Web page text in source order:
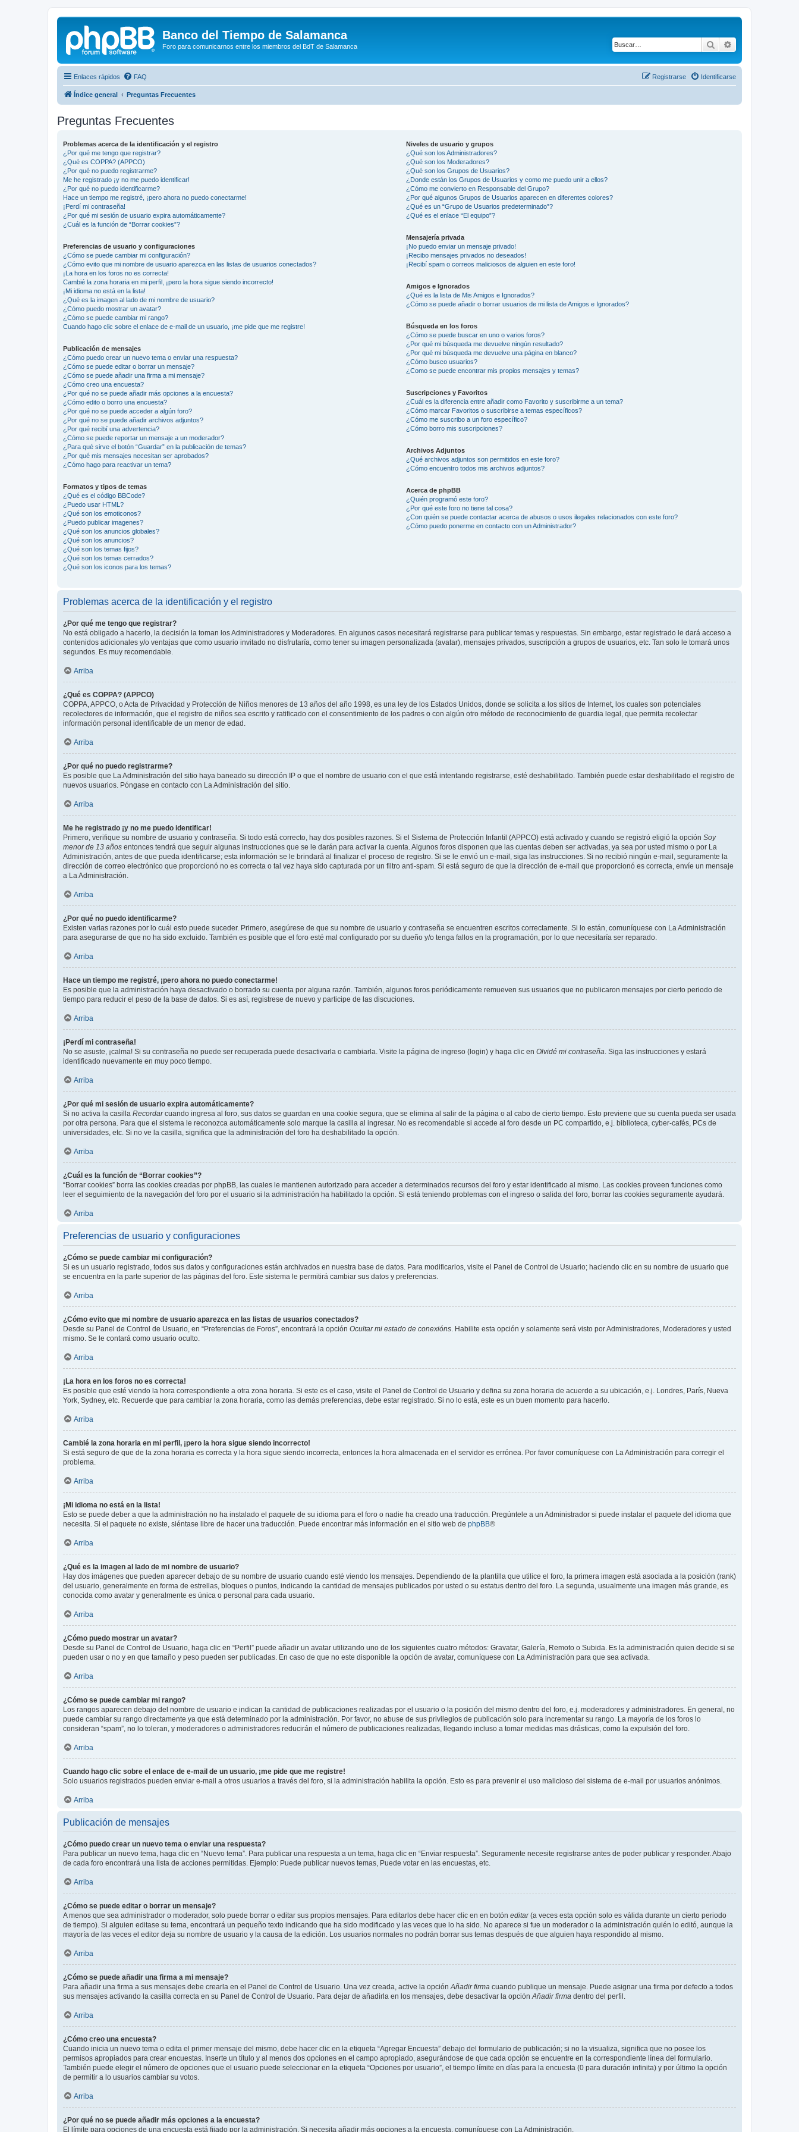
Banco del Tiempo de Salamanca
Foro para comunicarnos entre los miembros del BdT de Salamanca Buscar
Enlaces rápidos FAQ Identificarse
Registrarse
Índice general Preguntas Frecuentes
Preguntas Frecuentes
Problemas acerca de la identificación y el registro
¿Por qué me tengo que registrar?
¿Qué es COPPA? (APPCO)
¿Por qué no puedo registrarme?
Me he registrado ¡y no me puedo identificar!
¿Por qué no puedo identificarme?
Hace un tiempo me registré, ¡pero ahora no puedo conectarme!
¡Perdí mi contraseña!
¿Por qué mi sesión de usuario expira automáticamente?
¿Cuál es la función de “Borrar cookies”?
Preferencias de usuario y configuraciones
¿Cómo se puede cambiar mi configuración?
¿Cómo evito que mi nombre de usuario aparezca en las listas de usuarios conectados?
¡La hora en los foros no es correcta!
Cambié la zona horaria en mi perfil, ¡pero la hora sigue siendo incorrecto!
¡Mi idioma no está en la lista!
¿Qué es la imagen al lado de mi nombre de usuario?
¿Cómo puedo mostrar un avatar?
¿Cómo se puede cambiar mi rango?
Cuando hago clic sobre el enlace de e-mail de un usuario, ¡me pide que me registre!
Publicación de mensajes
¿Cómo puedo crear un nuevo tema o enviar una respuesta?
¿Cómo se puede editar o borrar un mensaje?
¿Cómo se puede añadir una firma a mi mensaje?
¿Cómo creo una encuesta?
¿Por qué no se puede añadir más opciones a la encuesta?
¿Cómo edito o borro una encuesta?
¿Por qué no se puede acceder a algún foro?
¿Por qué no se puede añadir archivos adjuntos?
¿Por qué recibí una advertencia?
¿Cómo se puede reportar un mensaje a un moderador?
¿Para qué sirve el botón “Guardar” en la publicación de temas?
¿Por qué mis mensajes necesitan ser aprobados?
¿Cómo hago para reactivar un tema?
Formatos y tipos de temas
¿Qué es el código BBCode?
¿Puedo usar HTML?
¿Qué son los emoticonos?
¿Puedo publicar imagenes?
¿Qué son los anuncios globales?
¿Qué son los anuncios?
¿Qué son los temas fijos?
¿Qué son los temas cerrados?
¿Qué son los iconos para los temas?
Niveles de usuario y grupos
¿Qué son los Administradores?
¿Qué son los Moderadores?
¿Qué son los Grupos de Usuarios?
¿Donde están los Grupos de Usuarios y como me puedo unir a ellos?
¿Cómo me convierto en Responsable del Grupo?
¿Por qué algunos Grupos de Usuarios aparecen en diferentes colores?
¿Qué es un “Grupo de Usuarios predeterminado”?
¿Qué es el enlace “El equipo”?
Mensajería privada
¡No puedo enviar un mensaje privado!
¡Recibo mensajes privados no deseados!
¡Recibí spam o correos maliciosos de alguien en este foro!
Amigos e Ignorados
¿Qué es la lista de Mis Amigos e Ignorados?
¿Cómo se puede añadir o borrar usuarios de mi lista de Amigos e Ignorados?
Búsqueda en los foros
¿Cómo se puede buscar en uno o varios foros?
¿Por qué mi búsqueda me devuelve ningún resultado?
¿Por qué mi búsqueda me devuelve una página en blanco?
¿Cómo busco usuarios?
¿Como se puede encontrar mis propios mensajes y temas?
Suscripciones y Favoritos
¿Cuál es la diferencia entre añadir como Favorito y suscribirme a un tema?
¿Cómo marcar Favoritos o suscribirse a temas específicos?
¿Cómo me suscribo a un foro específico?
¿Cómo borro mis suscripciones?
Archivos Adjuntos
¿Qué archivos adjuntos son permitidos en este foro?
¿Cómo encuentro todos mis archivos adjuntos?
Acerca de phpBB
¿Quién programó este foro?
¿Por qué este foro no tiene tal cosa?
¿Con quién se puede contactar acerca de abusos o usos ilegales relacionados con este foro?
¿Cómo puedo ponerme en contacto con un Administrador?
Problemas acerca de la identificación y el registro
¿Por qué me tengo que registrar?
No está obligado a hacerlo, la decisión la toman los Administradores y Moderadores. En algunos casos necesitará registrarse para publicar temas y respuestas. Sin embargo, estar registrado le dará acceso a
contenidos adicionales y/o ventajas que como usuario invitado no disfrutaría, como tener su imagen personalizada (avatar), mensajes privados, suscripción a grupos de usuarios, etc. Tan solo le tomará unos
segundos. Es muy recomendable.
Arriba
¿Qué es COPPA? (APPCO)
COPPA, APPCO, o Acta de Privacidad y Protección de Niños menores de 13 años del año 1998, es una ley de los Estados Unidos, donde se solicita a los sitios de Internet, los cuales son potenciales
recolectores de información, que el registro de niños sea escrito y ratificado con el consentimiento de los padres o con algún otro método de reconocimiento de guardia legal, que permita recolectar
información personal identificable de un menor de edad.
Arriba
¿Por qué no puedo registrarme?
Es posible que La Administración del sitio haya baneado su dirección IP o que el nombre de usuario con el que está intentando registrarse, esté deshabilitado. También puede estar deshabilitado el registro de
nuevos usuarios. Póngase en contacto con La Administración del sitio.
Arriba
Me he registrado ¡y no me puedo identificar!
Primero, verifique su nombre de usuario y contraseña. Si todo está correcto, hay dos posibles razones. Si el Sistema de Protección Infantil (APPCO) está activado y cuando se registró eligió la opción Soy
menor de 13 años entonces tendrá que seguir algunas instrucciones que se le darán para activar la cuenta. Algunos foros disponen que las cuentas deben ser activadas, ya sea por usted mismo o por La
Administración, antes de que pueda identificarse; esta información se le brindará al finalizar el proceso de registro. Si se le envió un e-mail, siga las instrucciones. Si no recibió ningún e-mail, seguramente la
dirección de correo electrónico que proporcionó no es correcta o tal vez haya sido capturada por un filtro anti-spam. Si está seguro de que la dirección de e-mail que proporcionó es correcta, envíe un mensaje
a La Administración.
Arriba
¿Por qué no puedo identificarme?
Existen varias razones por lo cuál esto puede suceder. Primero, asegúrese de que su nombre de usuario y contraseña se encuentren escritos correctamente. Si lo están, comuníquese con La Administración
para asegurarse de que no ha sido excluido. También es posible que el foro esté mal configurado por su dueño y/o tenga fallos en la programación, por lo que necesitaría ser reparado.
Arriba
Hace un tiempo me registré, ¡pero ahora no puedo conectarme!
Es posible que la administración haya desactivado o borrado su cuenta por alguna razón. También, algunos foros periódicamente remueven sus usuarios que no publicaron mensajes por cierto periodo de
tiempo para reducir el peso de la base de datos. Si es así, registrese de nuevo y participe de las discuciones.
Arriba
¡Perdí mi contraseña!
No se asuste, ¡calma! Si su contraseña no puede ser recuperada puede desactivarla o cambiarla. Visite la página de ingreso (login) y haga clic en Olvidé mi contraseña . Siga las instrucciones y estará
identificado nuevamente en muy poco tiempo.
Arriba
¿Por qué mi sesión de usuario expira automáticamente?
Si no activa la casilla Recordarcuando ingresa al foro, sus datos se guardan en una cookie segura, que se elimina al salir de la página o al cabo de cierto tiempo. Esto previene que su cuenta pueda ser usada
por otra persona. Para que el sistema le reconozca automáticamente solo marque la casilla al ingresar. No es recomendable si accede al foro desde un PC compartido, e.j. biblioteca, cyber-cafés, PCs de
universidades, etc. Si no ve la casilla, significa que la administración del foro ha deshabilitado la opción.
Arriba
¿Cuál es la función de “Borrar cookies”?
“Borrar cookies” borra las cookies creadas por phpBB, las cuales le mantienen autorizado para acceder a determinados recursos del foro y estar identificado al mismo. Las cookies proveen funciones como
leer el seguimiento de la navegación del foro por el usuario si la administración ha habilitado la opción. Si está teniendo problemas con el ingreso o salida del foro, borrar las cookies seguramente ayudará.
Arriba
Preferencias de usuario y configuraciones
¿Cómo se puede cambiar mi configuración?
Si es un usuario registrado, todos sus datos y configuraciones están archivados en nuestra base de datos. Para modificarlos, visite el Panel de Control de Usuario; haciendo clic en su nombre de usuario que
se encuentra en la parte superior de las páginas del foro. Este sistema le permitirá cambiar sus datos y preferencias.
Arriba
¿Cómo evito que mi nombre de usuario aparezca en las listas de usuarios conectados?
Desde su Panel de Control de Usuario, en “Preferencias de Foros”, encontrará la opción Ocultar mi estado de conexións . Habilite esta opción y solamente será visto por Administradores, Moderadores y usted
mismo. Se le contará como usuario oculto.
Arriba
¡La hora en los foros no es correcta!
Es posible que esté viendo la hora correspondiente a otra zona horaria. Si este es el caso, visite el Panel de Control de Usuario y defina su zona horaria de acuerdo a su ubicación, e.j. Londres, París, Nueva
York, Sydney, etc. Recuerde que para cambiar la zona horaria, como las demás preferencias, debe estar registrado. Si no lo está, este es un buen momento para hacerlo.
Arriba
Cambié la zona horaria en mi perfil, ¡pero la hora sigue siendo incorrecto!
Si está seguro de que de la zona horaria es correcta y la hora sigue siendo incorrecta, entonces la hora almacenada en el servidor es errónea. Por favor comuníquese con La Administración para corregir el
problema.
Arriba
¡Mi idioma no está en la lista!
Esto se puede deber a que la administración no ha instalado el paquete de su idioma para el foro o nadie ha creado una traducción. Pregúntele a un Administrador si puede instalar el paquete del idioma que
necesita. Si el paquete no existe, siéntase libre de hacer una traducción. Puede encontrar más información en el sitio web de phpBB®
Arriba
¿Qué es la imagen al lado de mi nombre de usuario?
Hay dos imágenes que pueden aparecer debajo de su nombre de usuario cuando esté viendo los mensajes. Dependiendo de la plantilla que utilice el foro, la primera imagen está asociada a la posición (rank)
del usuario, generalmente en forma de estrellas, bloques o puntos, indicando la cantidad de mensajes publicados por usted o su estatus dentro del foro. La segunda, usualmente una imagen más grande, es
conocida como avatar y generalmente es única o personal para cada usuario.
Arriba
¿Cómo puedo mostrar un avatar?
Desde su Panel de Control de Usuario, haga clic en “Perfil” puede añadir un avatar utilizando uno de los siguientes cuatro métodos: Gravatar, Galería, Remoto o Subida. Es la administración quien decide si se
pueden usar o no y en que tamaño y peso pueden ser publicadas. En caso de que no este disponible la opción de avatar, comuníquese con La Administración para que sea activada.
Arriba
¿Cómo se puede cambiar mi rango?
Los rangos aparecen debajo del nombre de usuario e indican la cantidad de publicaciones realizadas por el usuario o la posición del mismo dentro del foro, e.j. moderadores y administradores. En general, no
puede cambiar su rango directamente ya que está determinado por la administración. Por favor, no abuse de sus privilegios de publicación solo para incrementar su rango. La mayoría de los foros lo
consideran “spam”, no lo toleran, y moderadores o administradores reducirán el número de publicaciones realizadas, llegando incluso a tomar medidas mas drásticas, como la expulsión del foro.
Arriba
Cuando hago clic sobre el enlace de e-mail de un usuario, ¡me pide que me registre!
Solo usuarios registrados pueden enviar e-mail a otros usuarios a través del foro, si la administración habilita la opción. Esto es para prevenir el uso malicioso del sistema de e-mail por usuarios anónimos.
Arriba
Publicación de mensajes
¿Cómo puedo crear un nuevo tema o enviar una respuesta?
Para publicar un nuevo tema, haga clic en “Nuevo tema”. Para publicar una respuesta a un tema, haga clic en “Enviar respuesta”. Seguramente necesite registrarse antes de poder publicar y responder. Abajo
de cada foro encontrará una lista de acciones permitidas. Ejemplo: Puede publicar nuevos temas, Puede votar en las encuestas, etc.
Arriba
¿Cómo se puede editar o borrar un mensaje?
A menos que sea administrador o moderador, solo puede borrar o editar sus propios mensajes. Para editarlos debe hacer clic en en botón editar(a veces esta opción solo es válida durante un cierto periodo
de tiempo). Si alguien editase su tema, encontrará un pequeño texto indicando que ha sido modificado y las veces que lo ha sido. No aparece si fue un moderador o la administración quién lo editó, aunque la
mayoría de las veces el editor deja su nombre de usuario y la causa de la edición. Los usuarios normales no podrán borrar sus temas después de que alguien haya respondido al mismo.
Arriba
¿Cómo se puede añadir una firma a mi mensaje?
Para añadir una firma a sus mensajes debe crearla en el Panel de Control de Usuario. Una vez creada, active la opción Añadir firma cuando publique un mensaje. Puede asignar una firma por defecto a todos
sus mensajes activando la casilla correcta en su Panel de Control de Usuario. Para dejar de añadirla en los mensajes, debe desactivar la opción Añadir firma dentro del perfil.
Arriba
¿Cómo creo una encuesta?
Cuando inicia un nuevo tema o edita el primer mensaje del mismo, debe hacer clic en la etiqueta “Agregar Encuesta” debajo del formulario de publicación; si no la visualiza, significa que no posee los
permisos apropiados para crear encuestas. Inserte un título y al menos dos opciones en el campo apropiado, asegurándose de que cada opción se encuentre en la correspondiente línea del formulario.
También puede elegir el número de opciones que el usuario puede seleccionar en la etiqueta “Opciones por usuario”, el tiempo límite en días para la encuesta (0 para duración infinita) y por último la opción
de permitir a lo usuarios cambiar su votos.
Arriba
¿Por qué no se puede añadir más opciones a la encuesta?
El límite para opciones de una encuesta está fijado por la administración. Si necesita añadir más opciones a la encuesta, comuníquese con La Administración.